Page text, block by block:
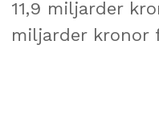
11,9 miljarder
miljarder kronor